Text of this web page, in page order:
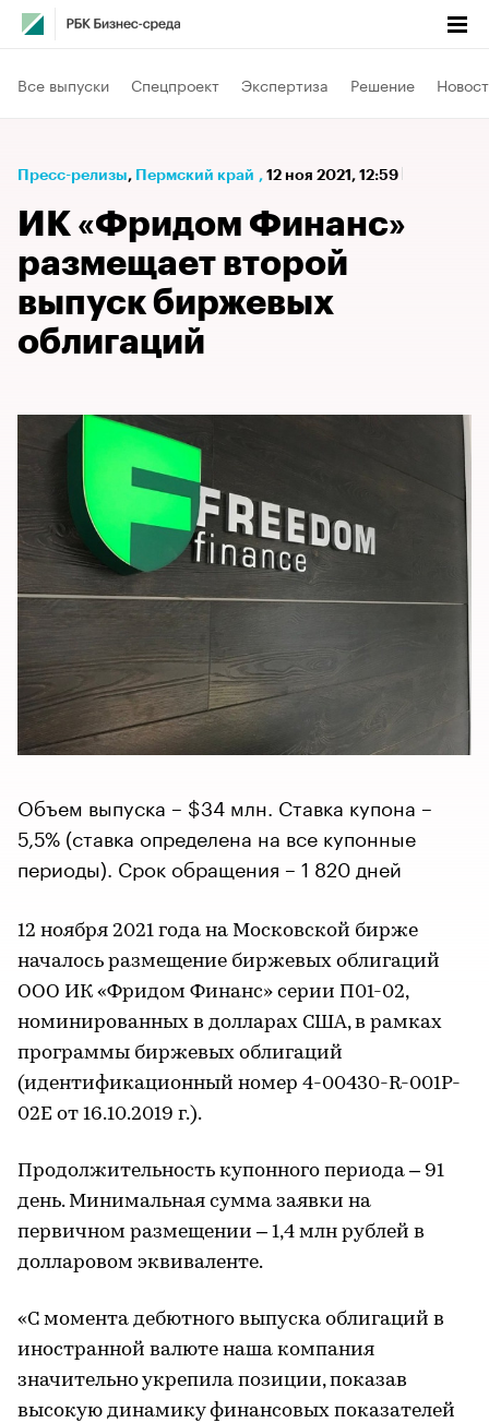
Все выпуски Спецпроект Экспертиза Решение
Пресс-релизы⁠, Пермский край , 12 ноя 2021, 12:59
ИК «Фридом Финанс»
размещает второй
выпуск биржевых
облигаций
Объем выпуска – $34 млн. Ставка купона –
5,5% (ставка определена на все купонные
периоды). Срок обращения – 1 820 дней
12 ноября 2021 года на Московской бирже
началось размещение биржевых облигаций
ООО ИК «Фридом Финанс» серии П01-02,
номинированных в долларах США, в рамках
программы биржевых облигаций
(идентификационный номер 4-00430-R-001P-
02E от 16.10.2019 г.).
Продолжительность купонного периода – 91
день. Минимальная сумма заявки на
первичном размещении – 1,4 млн рублей в
долларовом эквиваленте.
«С момента дебютного выпуска облигаций в
иностранной валюте наша компания
значительно укрепила позиции, показав
высокую динамику финансовых показателей